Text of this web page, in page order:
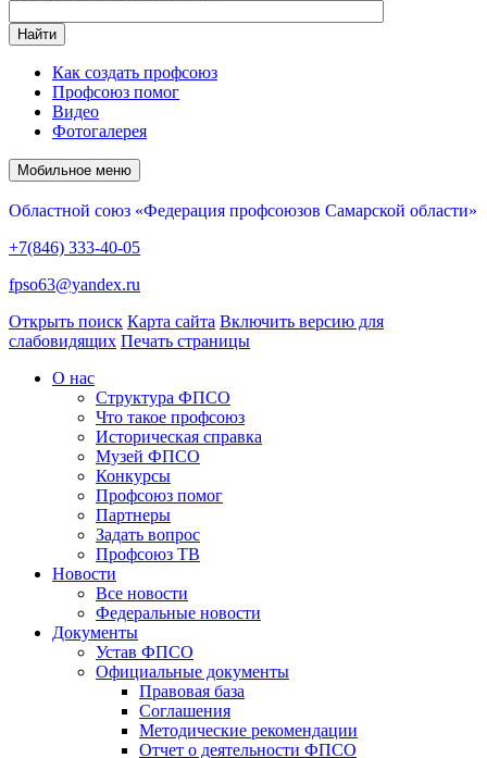
Найти
Как создать профсоюз
Профсоюз помог
Видео
Фотогалерея
Мобильное меню
Областной союз «Федерация профсоюзов Самарской области»
+7(846) 333-40-05
fpso63@yandex.ru
Открыть поиск Карта сайта Включить версию для
слабовидящих Печать страницы
О нас
Структура ФПСО
Что такое профсоюз
Историческая справка
Музей ФПСО
Конкурсы
Профсоюз помог
Партнеры
Задать вопрос
Профсоюз ТВ
Новости
Все новости
Федеральные новости
Документы
Устав ФПСО
Официальные документы
Правовая база
Соглашения
Методические рекомендации
Отчет о деятельности ФПСО